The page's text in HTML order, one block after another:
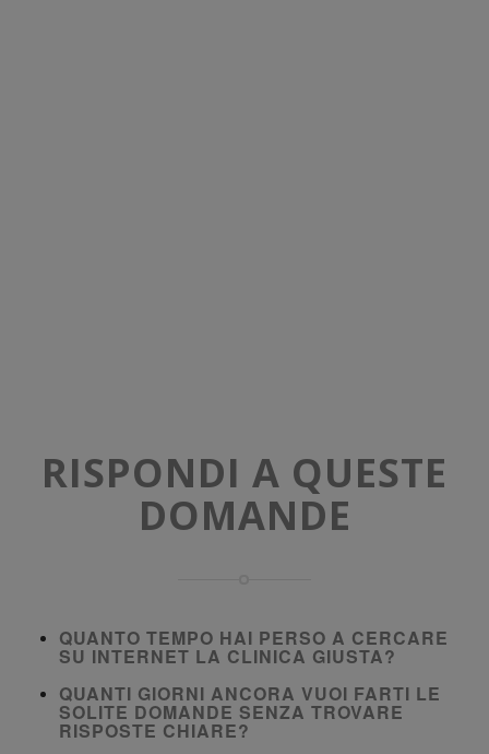
RISPONDI A QUESTE
DOMANDE
QUANTO TEMPO HAI PERSO A CERCARE
SU INTERNET LA CLINICA GIUSTA?
QUANTI GIORNI ANCORA VUOI FARTI LE
SOLITE DOMANDE SENZA TROVARE
RISPOSTE CHIARE?